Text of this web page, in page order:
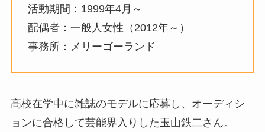
活動期間：1999年4月～
配偶者：一般人女性（2012年～）
事務所：メリーゴーランド
高校在学中に雑誌のモデルに応募し、オーディシ
ョンに合格して芸能界入りした玉山鉄二さん。